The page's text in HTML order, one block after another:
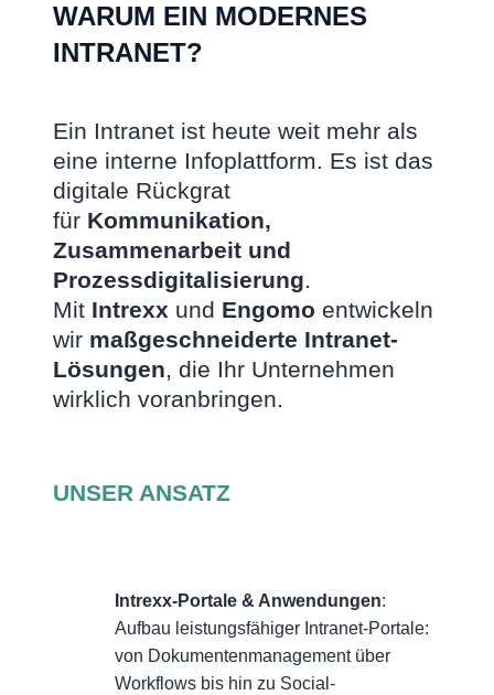
WARUM EIN MODERNES
INTRANET?
Ein Intranet ist heute weit mehr als
eine interne Infoplattform. Es ist das
digitale Rückgrat
für Kommunikation,
Zusammenarbeit und
Prozessdigitalisierung.
Mit Intrexx und Engomo entwickeln
wir maßgeschneiderte Intranet-
Lösungen, die Ihr Unternehmen
wirklich voranbringen.
UNSER ANSATZ
Intrexx-Portale & Anwendungen:
Aufbau leistungsfähiger Intranet-Portale:
von Dokumentenmanagement über
Workflows bis hin zu Social-